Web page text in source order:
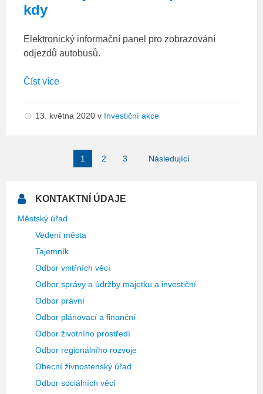
kdy
Elektronický informační panel pro zobrazování
odjezdů autobusů.
Číst více
13. května 2020 v Investiční akce
1 2 3 Následující
KONTAKTNÍ ÚDAJE
Městský úřad
Vedení města
Tajemník
Odbor vnitřních věcí
Odbor správy a údržby majetku a investiční
Odbor právní
Odbor plánovací a finanční
Odbor životního prostředí
Odbor regionálního rozvoje
Obecní živnostenský úřad
Odbor sociálních věcí